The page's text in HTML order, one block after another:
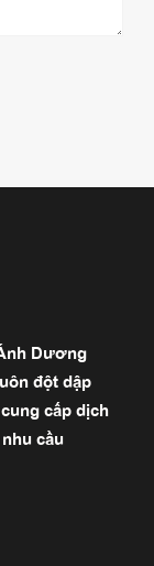
Dương
đột dập
cấp dịch
cầu